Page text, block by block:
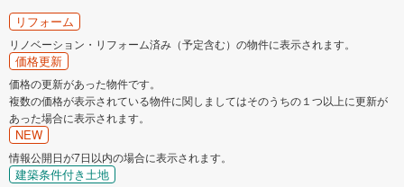
リフォーム
リノベーション・リフォーム済み（予定含む）の物件に表示されます。
価格更新
価格の更新があった物件です。
複数の価格が表示されている物件に関しましてはそのうちの１つ以上に更新が
あった場合に表示されます。
NEW
情報公開日が7日以内の場合に表示されます。
建築条件付き土地